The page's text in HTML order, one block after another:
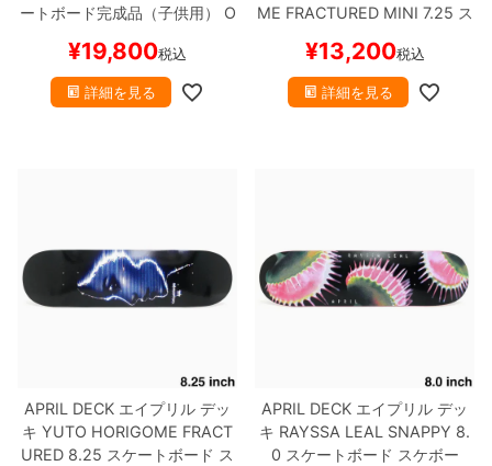
ートボード完成品（子供用）
O
ボード スケボー
¥19,800税込
詳細を見る
ME FRACTURED MINI 7.25 ス
¥13,200税込
詳細を見る
APRIL DECK エイプリル デッ
キ YUTO HORIGOME FRACT
URED 8.25 スケートボード ス
APRIL DECK エイプリル デッ
キ RAYSSA LEAL SNAPPY 8.
0 スケートボード スケボー
8.6inch
8.7inch
9.0inch以上
シェイプデッキ
8.7inch
8.8inch
70mm
72mm
28.5cm
29cm